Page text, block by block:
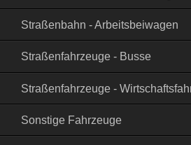
Straßenbahn - Arbeitsbeiwagen
Straßenfahrzeuge - Busse
Straßenfahrzeuge -
Sonstige Fahrzeuge